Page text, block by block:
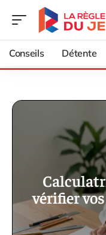
Conseils Détente
vérifier